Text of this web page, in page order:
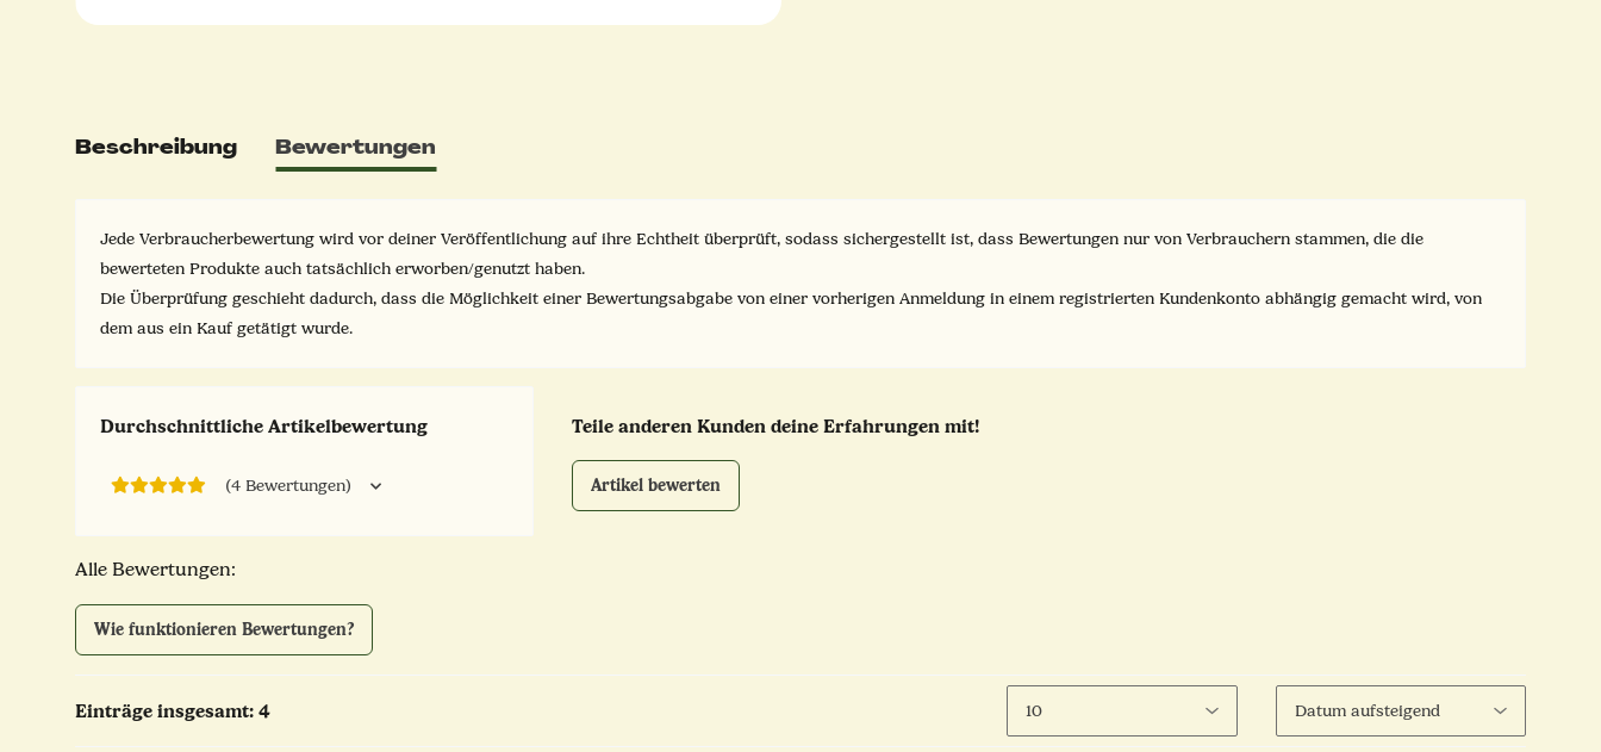
Beschreibung Bewertungen
Jede Verbraucherbewertung wird vor deiner Veröffentlichung auf ihre Echtheit überprüft, sodass sichergestellt ist, dass Bewertungen nur von Verbrauchern stammen, die die
bewerteten Produkte auch tatsächlich erworben/genutzt haben.
Die Überprüfung geschieht dadurch, dass die Möglichkeit einer Bewertungsabgabe von einer vorherigen Anmeldung in einem registrierten Kundenkonto abhängig gemacht wird, von
dem aus ein Kauf getätigt wurde.
Durchschnittliche Artikelbewertung
(4 Bewertungen)
Teile anderen Kunden deine Erfahrungen mit!
Artikel bewerten
Alle Bewertungen:
Wie funktionieren Bewertungen?
Einträge insgesamt: 4